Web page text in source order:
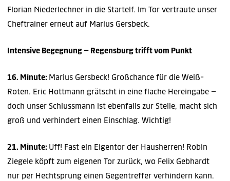
Florian Niederlechner in die Startelf. Im Tor vertraute unser
Cheftrainer erneut auf Marius Gersbeck.
Intensive Begegnung – Regensburg trifft vom Punkt
16. Minute: Marius Gersbeck! Großchance für die Weiß-
Roten. Eric Hottmann grätscht in eine flache Hereingabe –
doch unser Schlussmann ist ebenfalls zur Stelle, macht sich
groß und verhindert einen Einschlag. Wichtig!
21. Minute: Uff! Fast ein Eigentor der Hausherren! Robin
Ziegele köpft zum eigenen Tor zurück, wo Felix Gebhardt
nur per Hechtsprung einen Gegentreffer verhindern kann.